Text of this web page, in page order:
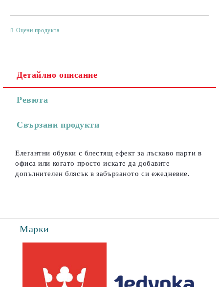
Оцени продукта
Детайлно описание
Ревюта
Свързани продукти
Елегантни обувки с блестящ ефект за лъскаво парти в
офиса или когато просто искате да добавите
допълнителен блясък в забързаното си ежедневие.
Марки